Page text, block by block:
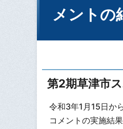
メントの
第2期草津市
令和3年1月15日か
コメントの実施結